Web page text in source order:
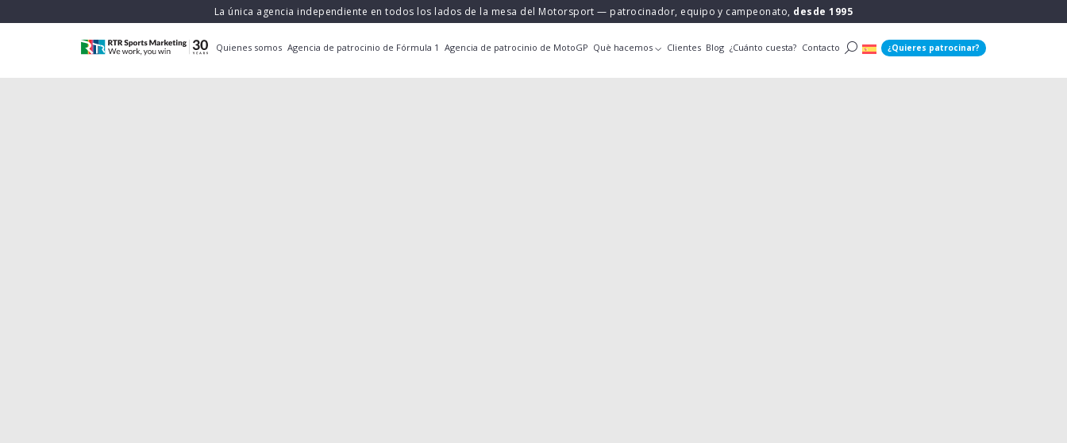
La única agencia independiente en todos los lados de la mesa del Motorsport — patrocinador, equipo y campeonato, desde 1995
Quienes somos Agencia de patrocinio de Fórmula 1 Agencia de patrocinio de MotoGP Què hacemos Clientes Blog ¿Cuánto cuesta? Contacto ¿Quieres patrocinar?